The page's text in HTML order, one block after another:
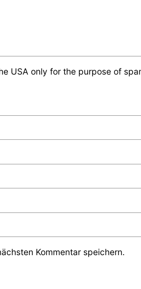
USA only for the purpose of
Kommentar speichern.